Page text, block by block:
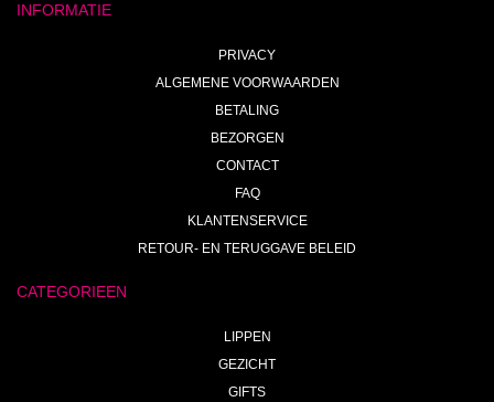
INFORMATIE
PRIVACY
ALGEMENE VOORWAARDEN
BETALING
BEZORGEN
CONTACT
FAQ
KLANTENSERVICE
RETOUR- EN TERUGGAVE BELEID
CATEGORIEEN
LIPPEN
GEZICHT
GIFTS